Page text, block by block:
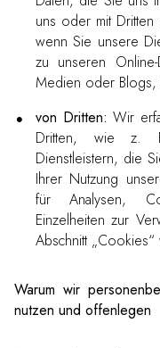
uns oder mit
wenn Sie unsere
zu unseren
Medien oder Blogs,
von Dritten: Wir
Dritten, wie z.
Dienstleistern, die
Ihrer Nutzung
für Analysen,
Einzelheiten zur
Abschnitt
Warum wir
nutzen und offenlegen